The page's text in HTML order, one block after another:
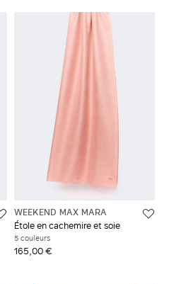
WEEKEND MAX MARA
Étole en cachemire et soie
5 couleurs
165,00 €